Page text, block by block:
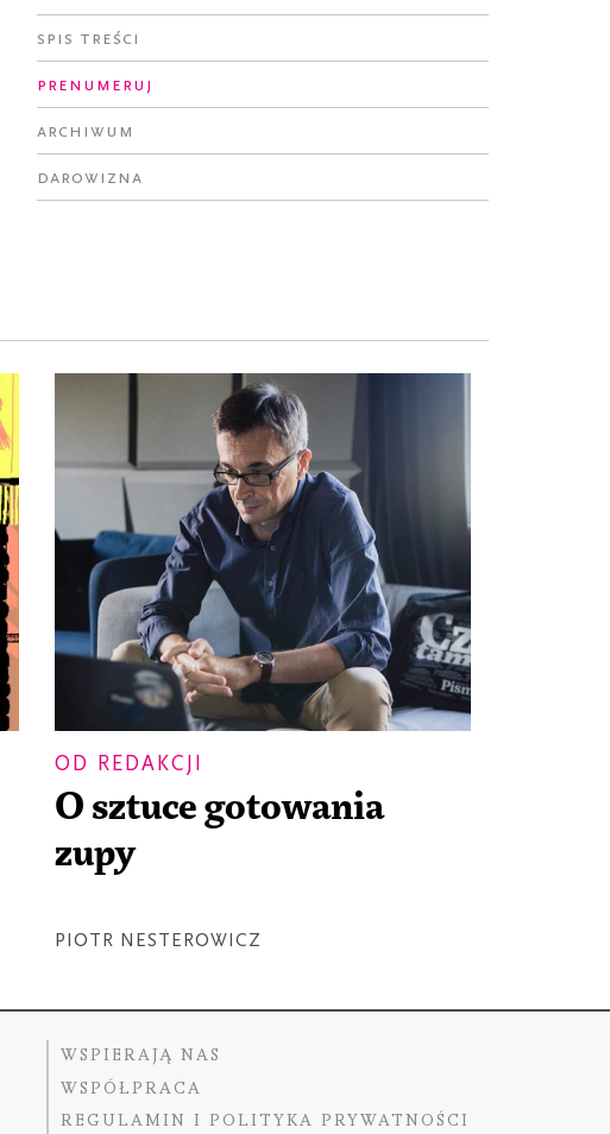
Spis treści
Prenumeruj
Archiwum
Darowizna
OD REDAKCJI
O sztuce gotowania
zupy
PIOTR NESTEROWICZ
WSPIERAJĄ NAS
WSPÓŁPRACA
REGULAMIN I POLITYKA PRYWATNOŚCI